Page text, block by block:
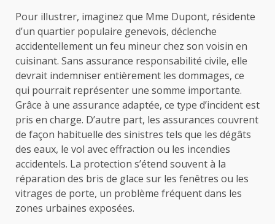
Pour illustrer, imaginez que Mme Dupont, résidente
d’un quartier populaire genevois, déclenche
accidentellement un feu mineur chez son voisin en
cuisinant. Sans assurance responsabilité civile, elle
devrait indemniser entièrement les dommages, ce
qui pourrait représenter une somme importante.
Grâce à une assurance adaptée, ce type d’incident est
pris en charge. D’autre part, les assurances couvrent
de façon habituelle des sinistres tels que les dégâts
des eaux, le vol avec effraction ou les incendies
accidentels. La protection s’étend souvent à la
réparation des bris de glace sur les fenêtres ou les
vitrages de porte, un problème fréquent dans les
zones urbaines exposées.